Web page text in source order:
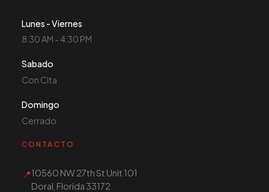
Lunes - Viernes
8:30 AM - 4:30 PM
Sabado
Con Cita
Domingo
Cerrado
CONTACTO
📍10560 NW 27th St Unit 101
Doral, Florida 33172